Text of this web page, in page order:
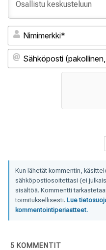
Kun lähetät kommentin,
sähköpostiosoitettasi (ei
sisältöä. Kommentti
toimituksellisesti. Lue
kommentointiperiaatteet.
5 KOMMENTIT